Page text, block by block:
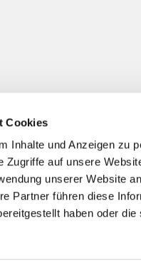
Cookies
Inhalte und Anzeigen zu
Zugriffe auf unsere
unserer Website
Partner führen diese
haben oder